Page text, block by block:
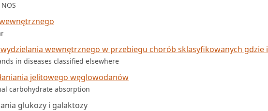
wewnętrznego w przebiegu chorób sklasyfikowanych gdzie
in diseases classified elsewhere
jelitowego węglowodanów
carbohydrate absorption
glukozy i galaktozy